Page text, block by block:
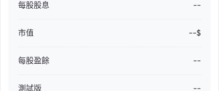
每股股息 --
市值 --$
每股盈餘 --
測試版 --